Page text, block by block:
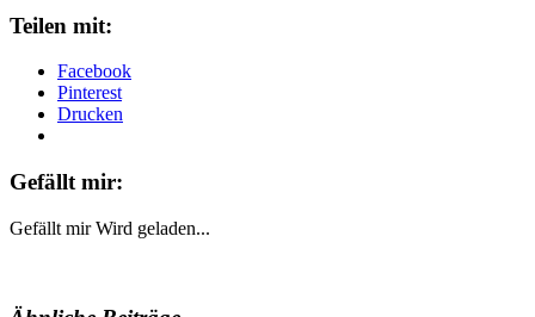
Teilen mit:
Facebook
Pinterest
Drucken
Gefällt mir:
Gefällt mir Wird geladen...